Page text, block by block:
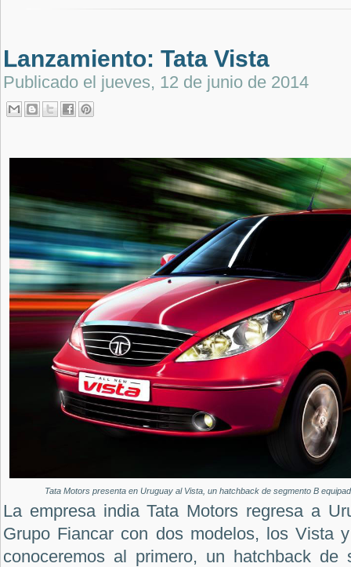
Lanzamiento: Tata Vista
Publicado el jueves, 12 de junio de 2014
Tata Motors presenta en Uruguay al Vista, un hatchback de segmento B
La empresa india Tata Motors regresa a
Grupo Fiancar con dos modelos, los Vista
conoceremos al primero, un hatchback de